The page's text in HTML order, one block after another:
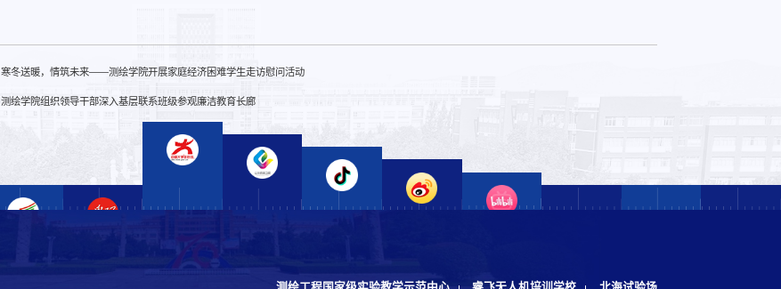
寒冬送暖，情筑未来——测绘学院开展家庭经济困难学生走访慰问活动
测绘学院组织领导干部深入基层联系班级参观廉洁教育长廊